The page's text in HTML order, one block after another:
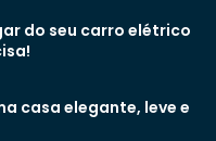
do seu carro elétrico
casa elegante, leve e